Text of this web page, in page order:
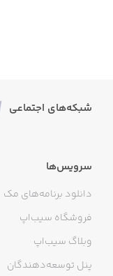
شبکه‌های اجتماعی
سرویس‌ها
دانلود برنامه‌های مک
فروشگاه سیب‌اپ
وبلاگ سیب‌اپ
پنل توسعه‌دهندگان